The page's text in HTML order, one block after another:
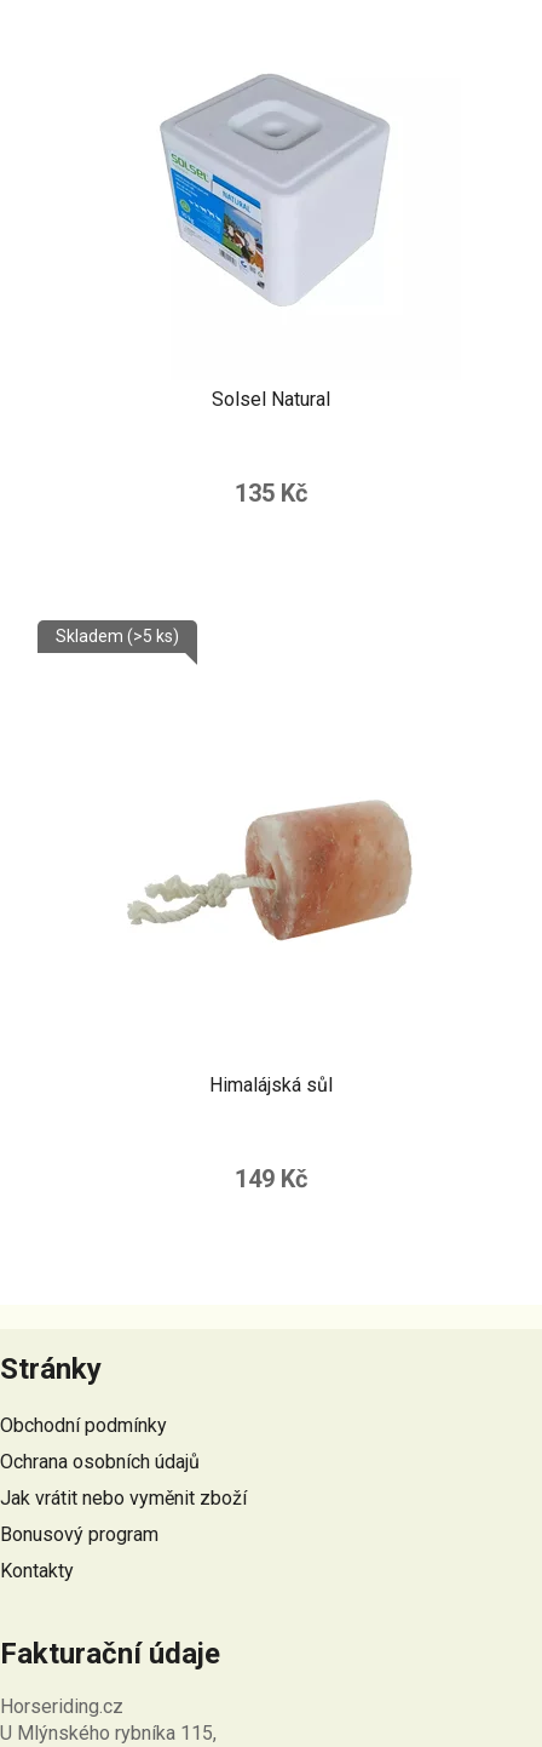
Solsel Natural
135 Kč
Himalájská sůl
Skladem (>5 ks)
149 Kč
á
p
a
í
Stránky
Obchodní podmínky
Ochrana osobních údajů
Jak vrátit nebo vyměnit zboží
Bonusový program
Kontakty
Fakturační údaje
Horseriding.cz
U Mlýnského rybníka 115,